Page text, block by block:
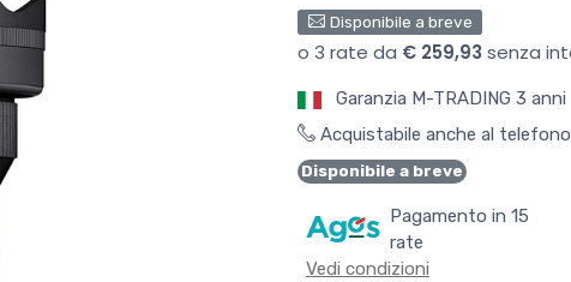
Disponibile a breve
Garanzia M-TRADING 3 anni
Acquistabile anche al telefono
Disponibile a breve
Pagamento in 15
rate
Vedi condizioni